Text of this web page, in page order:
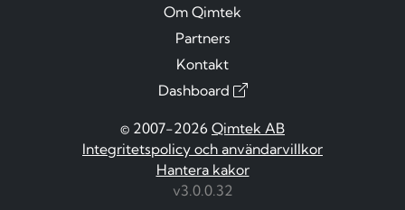
Om Qimtek
Partners
Kontakt
Dashboard
© 2007-2026 Qimtek AB
Integritetspolicy och användarvillkor
Hantera kakor
v3.0.0.32